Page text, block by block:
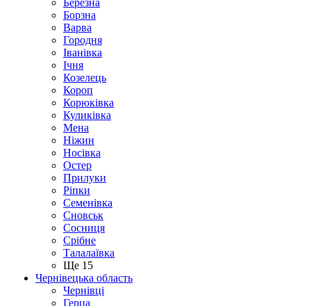
Березна
Борзна
Варва
Городня
Іванівка
Ічня
Козелець
Короп
Корюківка
Куликівка
Мена
Ніжин
Носівка
Остер
Прилуки
Ріпки
Семенівка
Сновськ
Сосниця
Срібне
Талалаївка
Ще 15
Чернівецька область
Чернівці
Герца